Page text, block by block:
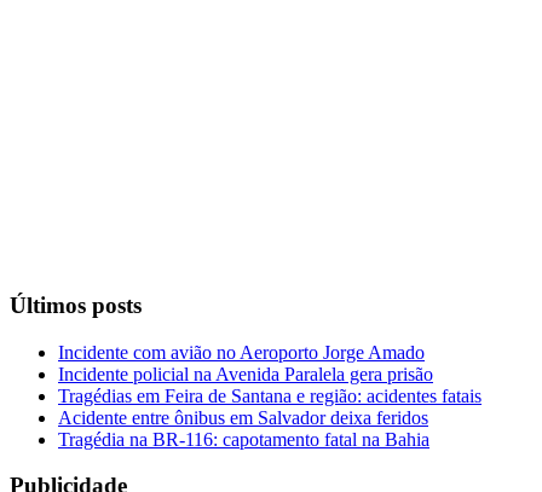
Últimos posts
Incidente com avião no Aeroporto Jorge Amado
Incidente policial na Avenida Paralela gera prisão
Tragédias em Feira de Santana e região: acidentes fatais
Acidente entre ônibus em Salvador deixa feridos
Tragédia na BR-116: capotamento fatal na Bahia
Publicidade